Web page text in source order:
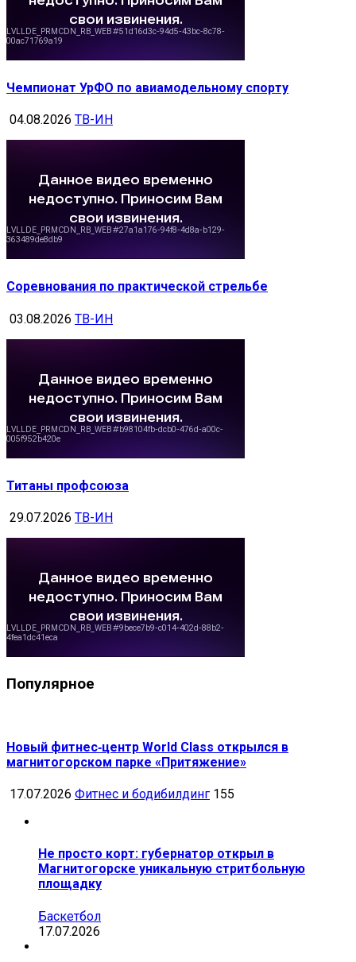
Чемпионат УрФО по авиамодельному спорту
04.08.2026 ТВ-ИН
Соревнования по практической стрельбе
03.08.2026 ТВ-ИН
Титаны профсоюза
29.07.2026 ТВ-ИН
Популярное
Новый фитнес‑центр World Class открылся в
магнитогорском парке «Притяжение»
17.07.2026 Фитнес и бодибилдинг 155
Не просто корт: губернатор открыл в
Магнитогорске уникальную стритбольную
площадку
Баскетбол
17.07.2026